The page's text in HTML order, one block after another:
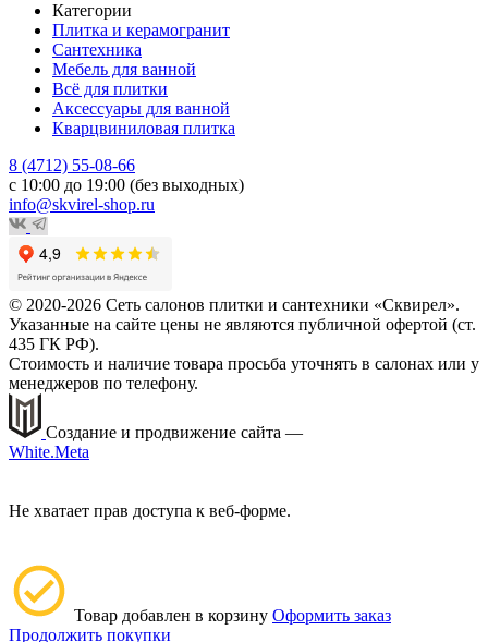
Категории
Плитка и керамогранит
Сантехника
Мебель для ванной
Всё для плитки
Аксессуары для ванной
Кварцвиниловая плитка
8 (4712) 55-08-66
с 10:00 до 19:00 (без выходных)
info@skvirel-shop.ru
© 2020-2026 Сеть салонов плитки и сантехники «Сквирел».
Указанные на сайте цены не являются публичной офертой (ст.
435 ГК РФ).
Стоимость и наличие товара просьба уточнять в салонах или у
менеджеров по телефону.
Создание и продвижение сайта —
White.Meta
Не хватает прав доступа к веб-форме.
Товар добавлен в корзину Оформить заказ
Продолжить покупки